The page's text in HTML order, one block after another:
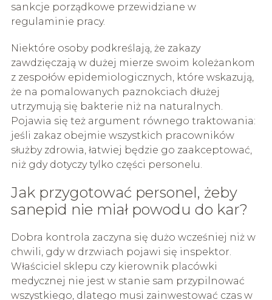
sankcje porządkowe przewidziane w
regulaminie pracy.
Niektóre osoby podkreślają, że zakazy
zawdzięczają w dużej mierze swoim koleżankom
z zespołów epidemiologicznych, które wskazują,
że na pomalowanych paznokciach dłużej
utrzymują się bakterie niż na naturalnych.
Pojawia się też argument równego traktowania:
jeśli zakaz obejmie wszystkich pracowników
służby zdrowia, łatwiej będzie go zaakceptować,
niż gdy dotyczy tylko części personelu.
Jak przygotować personel, żeby
sanepid nie miał powodu do kar?
Dobra kontrola zaczyna się dużo wcześniej niż w
chwili, gdy w drzwiach pojawi się inspektor.
Właściciel sklepu czy kierownik placówki
medycznej nie jest w stanie sam przypilnować
wszystkiego, dlatego musi zainwestować czas w